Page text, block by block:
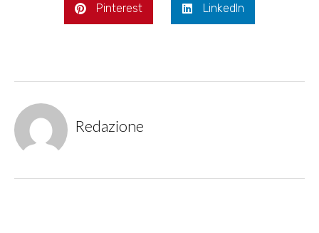
Pinterest LinkedIn
Redazione